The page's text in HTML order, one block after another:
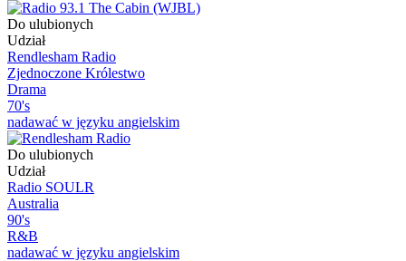
Do ulubionych
Udział
Rendlesham Radio
Zjednoczone Królestwo
Drama
70's
nadawać w języku angielskim
Do ulubionych
Udział
Radio SOULR
Australia
90's
R&B
nadawać w języku angielskim